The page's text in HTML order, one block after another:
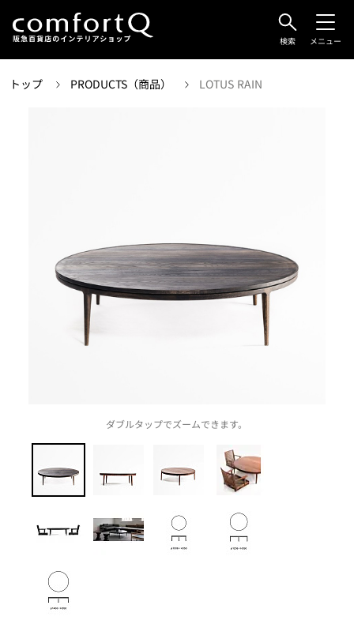
検索 メニュー
トップ PRODUCTS（商品） LOTUS RAIN
ダブルタップでズームできます。